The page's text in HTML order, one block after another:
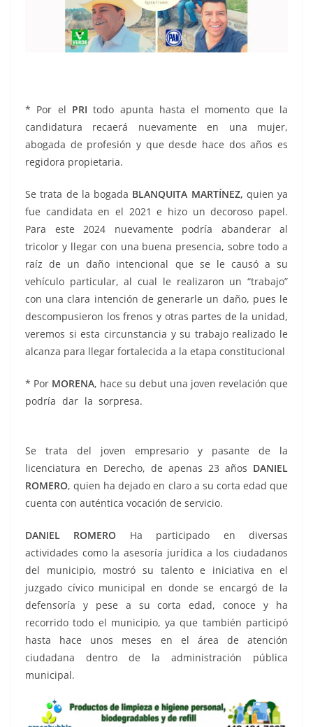
* Por el PRI todo apunta hasta el momento que la
candidatura recaerá nuevamente en una mujer,
abogada de profesión y que desde hace dos años es
regidora propietaria.
Se trata de la bogada BLANQUITA MARTÍNEZ, quien ya
fue candidata en el 2021 e hizo un decoroso papel.
Para este 2024 nuevamente podría abanderar al
tricolor y llegar con una buena presencia, sobre todo a
raíz de un daño intencional que se le causó a su
vehículo particular, al cual le realizaron un “trabajo”
con una clara intención de generarle un daño, pues le
descompusieron los frenos y otras partes de la unidad,
veremos si esta circunstancia y su trabajo realizado le
alcanza para llegar fortalecida a la etapa constitucional
* Por MORENA, hace su debut una joven revelación que
podría dar la sorpresa.
Se trata del joven empresario y pasante de la
licenciatura en Derecho, de apenas 23 años DANIEL
ROMERO, quien ha dejado en claro a su corta edad que
cuenta con auténtica vocación de servicio.
DANIEL ROMERO Ha participado en diversas
actividades como la asesoría jurídica a los ciudadanos
del municipio, mostró su talento e iniciativa en el
juzgado cívico municipal en donde se encargó de la
defensoría y pese a su corta edad, conoce y ha
recorrido todo el municipio, ya que también participó
hasta hace unos meses en el área de atención
ciudadana dentro de la administración pública
municipal.